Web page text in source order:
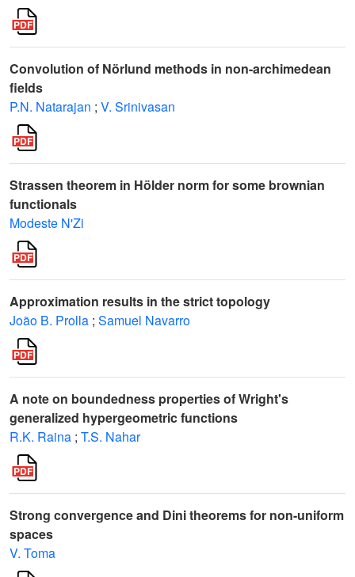
Convolution of Nörlund methods in non-archimedean
fields
P.N. Natarajan ; V. Srinivasan
Strassen theorem in Hölder norm for some brownian
functionals
Modeste N'Zi
Approximation results in the strict topology
João B. Prolla ; Samuel Navarro
A note on boundedness properties of Wright's
generalized hypergeometric functions
R.K. Raina ; T.S. Nahar
Strong convergence and Dini theorems for non-uniform
spaces
V. Toma